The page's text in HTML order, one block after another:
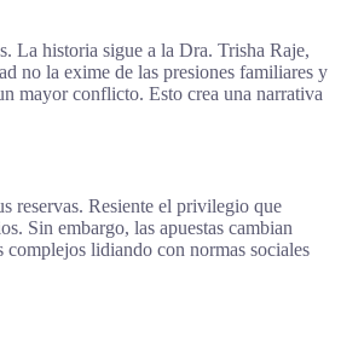
La historia sigue a la Dra. Trisha Raje,
no la exime de las presiones familiares y
mayor conflicto. Esto crea una narrativa
reservas. Resiente el privilegio que
Sin embargo, las apuestas cambian
complejos lidiando con normas sociales